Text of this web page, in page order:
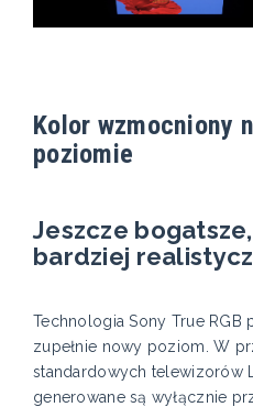
Kolor wzmocniony
poziomie
Jeszcze
bardziej
Technologia Sony True RGB
zupełnie nowy poziom. W
standardowych telewizorów
generowane są wyłącznie